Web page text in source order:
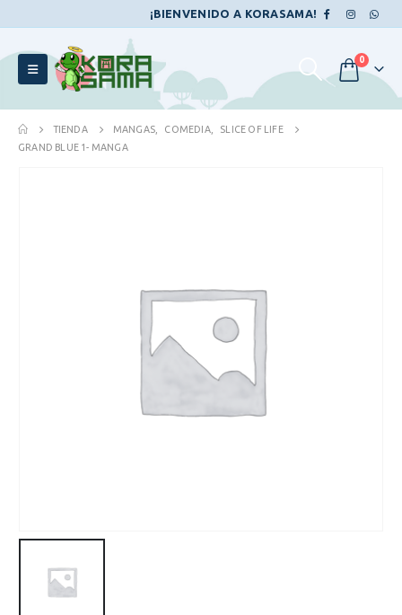
¡BIENVENIDO A KORASAMA!
0
TIENDA MANGAS COMEDIA,
SLICE OF LIFE
GRAND BLUE 1- MANGA